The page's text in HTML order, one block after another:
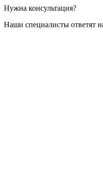
Нужна консультация?
Наши специалисты ответят